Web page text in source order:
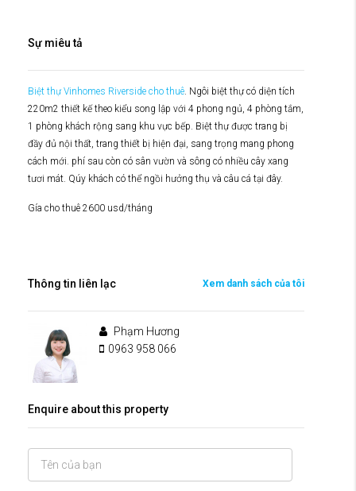
Sự miêu tả
Biệt thự Vinhomes Riverside cho thuê . Ngôi biệt thự có diện tích
220m2 thiết kế theo kiểu song lập với 4 phong ngủ, 4 phòng tắm,
1 phòng khách rộng sang khu vực bếp. Biệt thự được trang bị
đầy đủ nội thất, trang thiết bị hiện đại, sang trọng mang phong
cách mới. phí sau còn có sân vườn và sông có nhiều cây xang
tươi mát. Qúy khách có thể ngồi hưởng thụ và câu cá tại đây.
Gía cho thuê 2600 usd/tháng
Thông tin liên lạc Xem danh sách của tôi
Phạm Hương
0963 958 066
Enquire about this property